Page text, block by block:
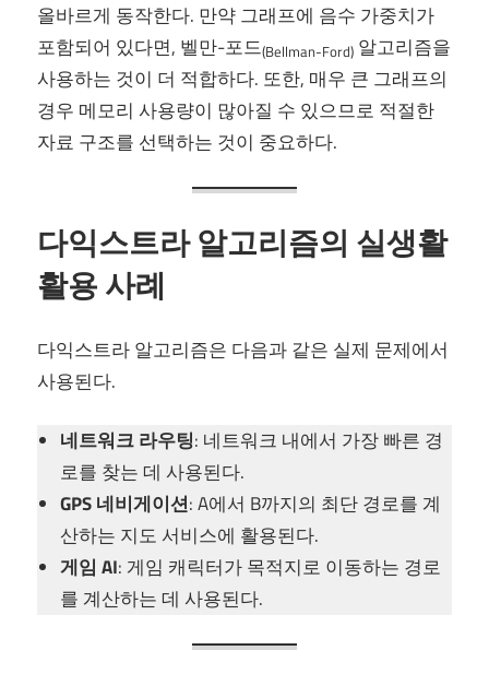
올바르게 동작한다. 만약 그래프에 음수 가중치가
포함되어 있다면, 벨만-포드(Bellman-Ford) 알고리즘을
사용하는 것이 더 적합하다. 또한, 매우 큰 그래프의
경우 메모리 사용량이 많아질 수 있으므로 적절한
자료 구조를 선택하는 것이 중요하다.
다익스트라 알고리즘의 실생활
활용 사례
다익스트라 알고리즘은 다음과 같은 실제 문제에서
사용된다.
네트워크 라우팅: 네트워크 내에서 가장 빠른 경
로를 찾는 데 사용된다.
GPS 네비게이션: A에서 B까지의 최단 경로를 계
산하는 지도 서비스에 활용된다.
게임 AI: 게임 캐릭터가 목적지로 이동하는 경로
를 계산하는 데 사용된다.